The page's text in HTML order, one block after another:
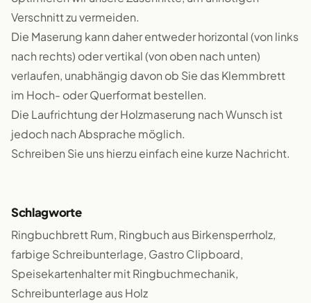
Verschnitt zu vermeiden.
Die Maserung kann daher entweder horizontal (von links
nach rechts) oder vertikal (von oben nach unten)
verlaufen, unabhängig davon ob Sie das Klemmbrett
im Hoch- oder Querformat bestellen.
Die Laufrichtung der Holzmaserung nach Wunsch ist
jedoch nach Absprache möglich.
Schreiben Sie uns hierzu einfach eine kurze Nachricht.
Schlagworte
Ringbuchbrett Rum, Ringbuch aus Birkensperrholz,
farbige Schreibunterlage, Gastro Clipboard,
Speisekartenhalter mit Ringbuchmechanik,
Schreibunterlage aus Holz